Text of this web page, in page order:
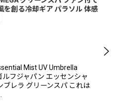
を創る冷却ギア パラソル 体感
Mist UV Umbrella
ルフジャパン エッセンシャ
ブレラ グリーンスパ これは